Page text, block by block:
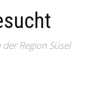
Region Süsel